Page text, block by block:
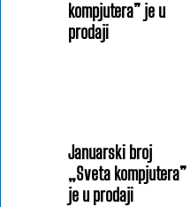
kompjutera” je u
prodaji
Januarski broj
„Sveta kompjutera”
je u prodaji